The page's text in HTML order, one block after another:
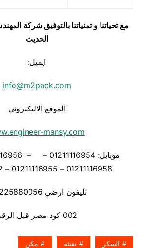
مع تحياتنا و تمنياتنا بالتوفيق شركة
الحديث
ايميل:
info@m2pack.com
الموقع الاليكتروني
mansy.com
تليفون ارضي 0225880056
002 كود مصر قبل الرقم
السكر تعبئة مكن